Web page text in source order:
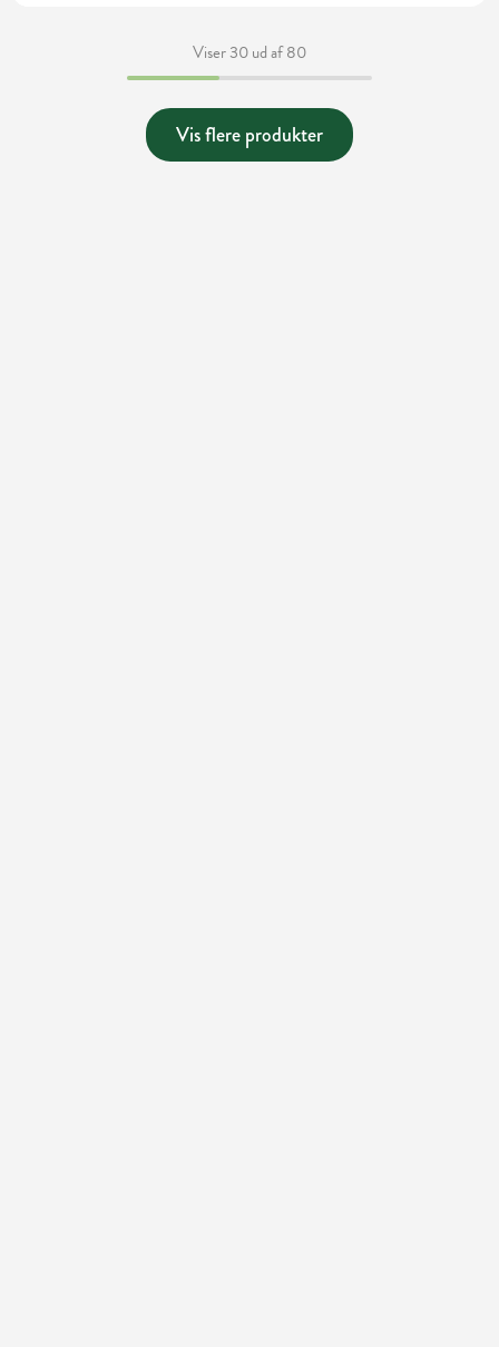
Viser 30 ud af 80
Vis flere produkter